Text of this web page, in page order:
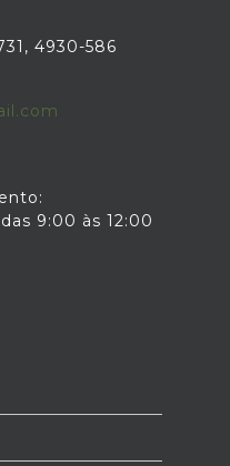
4930-586
9:00 às 12:00